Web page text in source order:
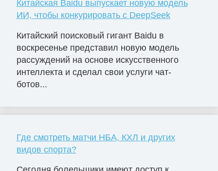
Китайская Baidu выпускает новую модель
ИИ, чтобы конкурировать с DeepSeek
Китайский поисковый гигант Baidu в
воскресенье представил новую модель
рассуждений на основе искусственного
интеллекта и сделал свои услуги чат-
ботов...
Где смотреть матчи НБА, КХЛ и других
видов спорта?